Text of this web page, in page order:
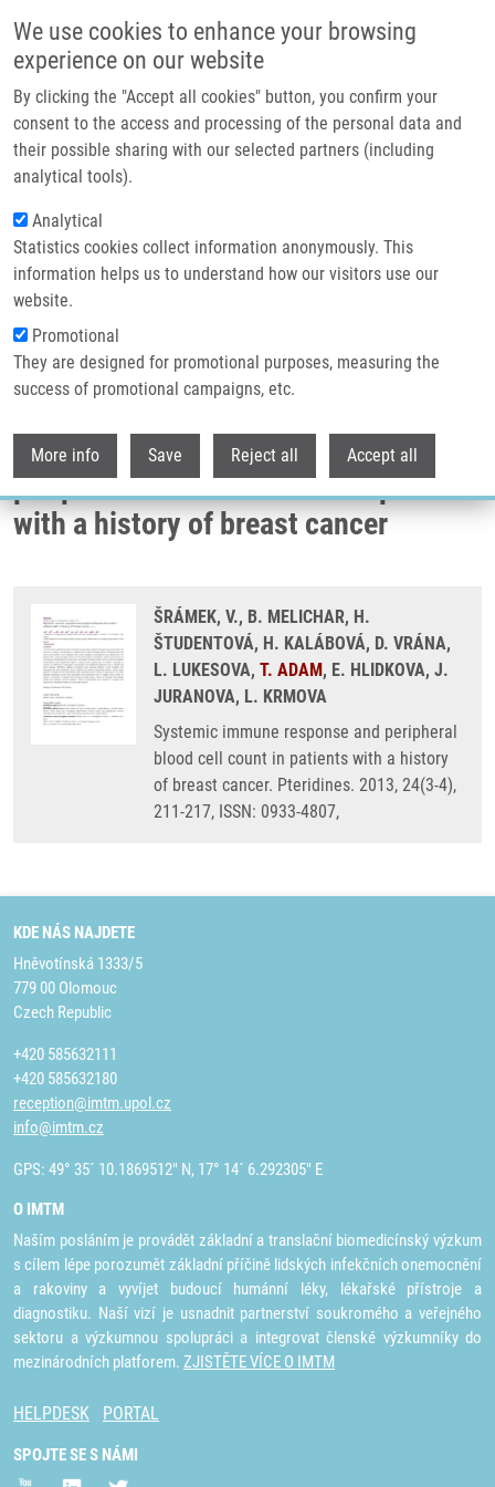
We use cookies to enhance your browsing
experience on our website
By clicking the "Accept all cookies" button, you confirm your
consent to the access and processing of the personal data and
their possible sharing with our selected partners (including
analytical tools).
Analytical
Statistics cookies collect information anonymously. This
information helps us to understand how our visitors use our
website.
Promotional
They are designed for promotional purposes, measuring the
success of promotional campaigns, etc.
More info Save Reject all Accept all
Header image
Drobečková navigace
Domů
Systemic Immune Response And Peripheral Blood Cell Count In Patients
With a History Of Breast Cancer
Systemic immune response and
peripheral blood cell count in patients
with a history of breast cancer
ŠRÁMEK, V., B. MELICHAR, H.
ŠTUDENTOVÁ, H. KALÁBOVÁ, D. VRÁNA,
L. LUKESOVA, T. ADAM, E. HLIDKOVA, J.
JURANOVA, L. KRMOVA
Systemic immune response and peripheral
blood cell count in patients with a history
of breast cancer. Pteridines. 2013, 24(3-4),
211-217, ISSN: 0933-4807,
KDE NÁS NAJDETE
Hněvotínská 1333/5
779 00 Olomouc
Czech Republic
+420 585632111
+420 585632180
reception@imtm.upol.cz
info@imtm.cz
GPS: 49° 35´ 10.1869512" N, 17° 14´ 6.292305" E
O IMTM
Naším posláním je provádět základní a translační biomedicínský výzkum
s cílem lépe porozumět základní příčině lidských infekčních onemocnění
a rakoviny a vyvíjet budoucí humánní léky, lékařské přístroje a
diagnostiku. Naší vizí je usnadnit partnerství soukromého a veřejného
sektoru a výzkumnou spolupráci a integrovat členské výzkumníky do
mezinárodních platforem. ZJISTĚTE VÍCE O IMTM
HELPDESK PORTAL
SPOJTE SE S NÁMI